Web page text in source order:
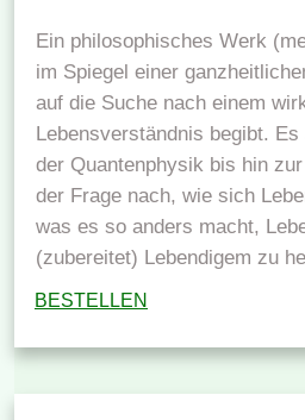
Ein philosophisches Werk
im Spiegel einer
auf die Suche nach einem
Lebensverständnis begibt.
der Quantenphysik bis hin
der Frage nach, wie sich
was es so anders macht,
(zubereitet) Lebendigem zu
BESTELLEN